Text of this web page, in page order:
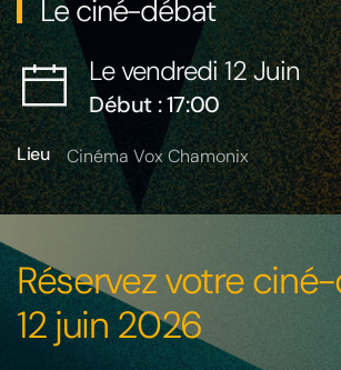
Le ciné-débat
Le vendredi 12 Juin
Début : 17:00
Lieu Cinéma Vox Chamonix
Réservez votre
12 juin 2026